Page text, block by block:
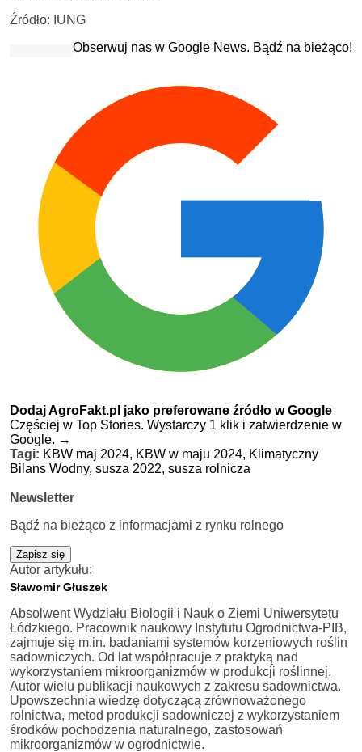
Źródło: IUNG
Obserwuj nas w Google News. Bądź na bieżąco!
Dodaj AgroFakt.pl jako preferowane źródło w Google
Częściej w Top Stories. Wystarczy 1 klik i zatwierdzenie w
Google. →
Tagi: KBW maj 2024, KBW w maju 2024, Klimatyczny
Bilans Wodny, susza 2022, susza rolnicza
Newsletter
Bądź na bieżąco z informacjami z rynku rolnego
Zapisz się
Autor artykułu:
Sławomir Głuszek
Absolwent Wydziału Biologii i Nauk o Ziemi Uniwersytetu
Łódzkiego. Pracownik naukowy Instytutu Ogrodnictwa-PIB,
zajmuje się m.in. badaniami systemów korzeniowych roślin
sadowniczych. Od lat współpracuje z praktyką nad
wykorzystaniem mikroorganizmów w produkcji roślinnej.
Autor wielu publikacji naukowych z zakresu sadownictwa.
Upowszechnia wiedzę dotyczącą zrównoważonego
rolnictwa, metod produkcji sadowniczej z wykorzystaniem
środków pochodzenia naturalnego, zastosowań
mikroorganizmów w ogrodnictwie.